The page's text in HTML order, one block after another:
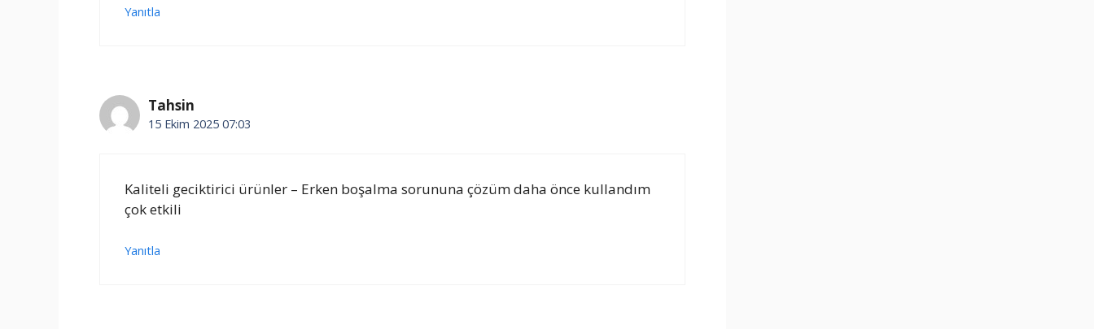
Yanıtla
Tahsin
15 Ekim 2025 07:03
Kaliteli geciktirici ürünler – Erken boşalma sorununa çözüm daha önce kullandım
çok etkili
Yanıtla